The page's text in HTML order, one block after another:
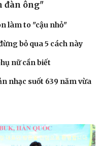
đàn ông"
làm to "cậu nhỏ"
bỏ qua 5 cách này
nữ cần biết
nhạc suốt 639 năm vừa